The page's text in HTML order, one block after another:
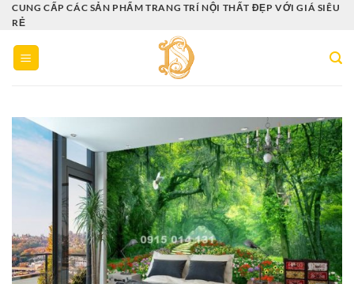
Bỏ
qua
nội
dung
CUNG CẤP CÁC SẢN PHẨM TRANG TRÍ NỘI THẤT ĐẸP VỚI GIÁ SIÊU
RẺ